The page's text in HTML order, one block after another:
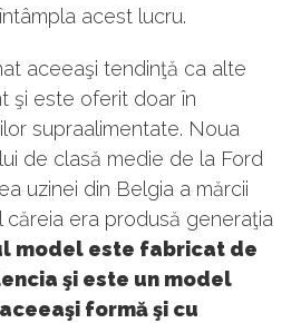
acest lucru.
aceeaşi tendinţă ca alte
şi este oferit doar în
supraalimentate. Noua
de clasă medie de la Ford
uzinei din Belgia a mărcii
căreia era produsă generaţia
model este fabricat de
şi este un model
formă şi cu